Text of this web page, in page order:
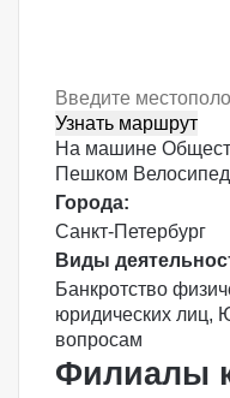
Узнать маршрут
На машине
Пешком Велосипед
Города:
Санкт-Петербург
Виды
Банкротство
юридических лиц,
вопросам
Филиалы